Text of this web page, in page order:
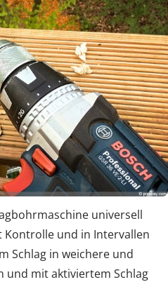
universell
Kontrolle und in Intervallen
Schlag in weichere und
und mit aktiviertem Schlag